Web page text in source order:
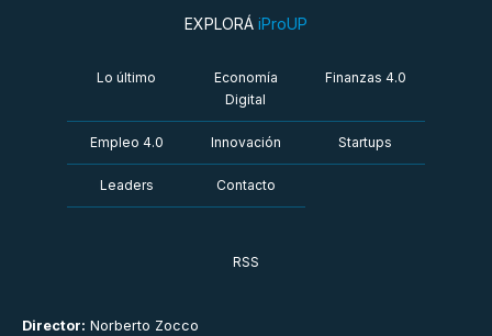
Director: Norberto Zocco
EXPLORÁ iProUP
Lo último
Economía
Digital
Finanzas 4.0
Empleo 4.0 Innovación Startups
Leaders Contacto
RSS